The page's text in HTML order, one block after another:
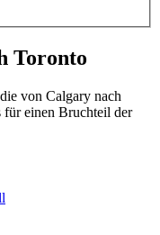
Toronto
von Calgary nach
für einen Bruchteil der